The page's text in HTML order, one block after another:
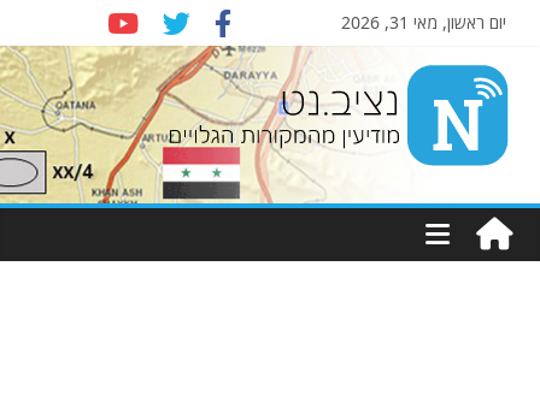
יום ראשון, מאי 31, 2026
Nziv.net
מודיעין
מהמקורות